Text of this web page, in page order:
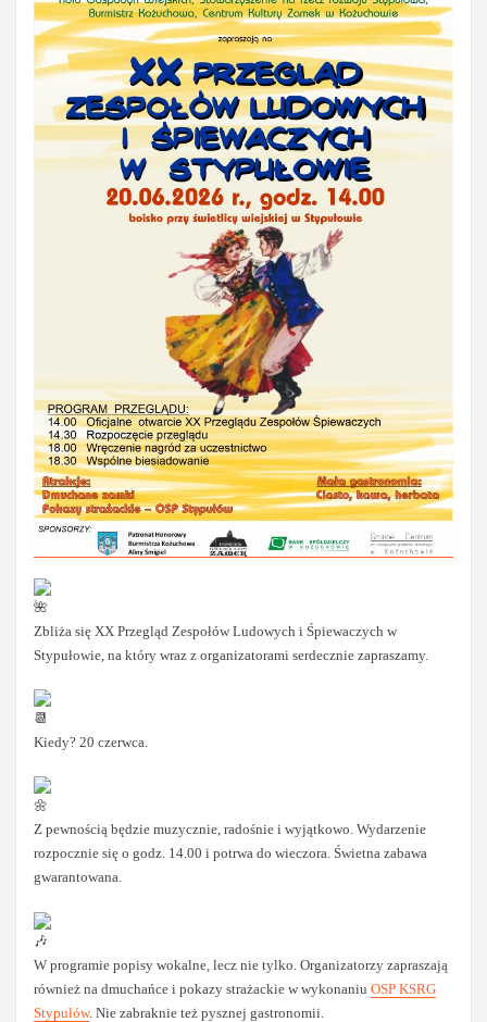
Zbliża się XX Przegląd Zespołów Ludowych i Śpiewaczych w
Stypułowie, na który wraz z organizatorami serdecznie zapraszamy.
Kiedy? 20 czerwca.
Z pewnością będzie muzycznie, radośnie i wyjątkowo. Wydarzenie
rozpocznie się o godz. 14.00 i potrwa do wieczora. Świetna zabawa
gwarantowana.
W programie popisy wokalne, lecz nie tylko. Organizatorzy zapraszają
również na dmuchańce i pokazy strażackie w wykonaniuOSP KSRG
Stypułów. Nie zabraknie też pysznej gastronomii.